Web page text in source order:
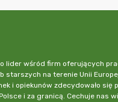
lider wśród firm oferujących
starszych na terenie Unii
i opiekunów zdecydowało się
i za granicą. Cechuje nas